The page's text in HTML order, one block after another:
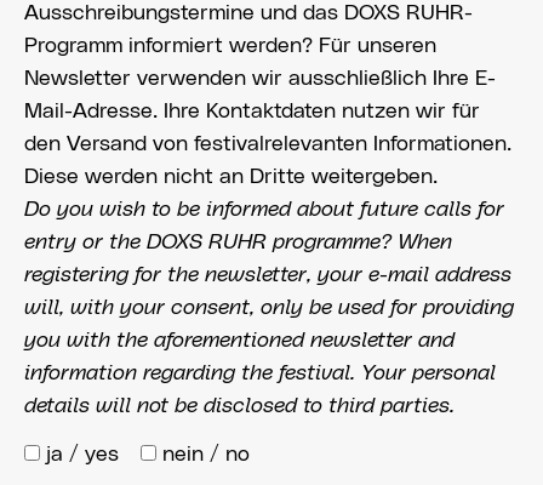
Ausschreibungstermine und das DOXS RUHR-
Programm informiert werden? Für unseren
Newsletter verwenden wir ausschließlich Ihre E-
Mail-Adresse. Ihre Kontaktdaten nutzen wir für
den Versand von festivalrelevanten Informationen.
Diese werden nicht an Dritte weitergeben.
Do you wish to be informed about future calls for
entry or the DOXS RUHR programme? When
registering for the newsletter, your e-mail address
will, with your consent, only be used for providing
you with the aforementioned newsletter and
information regarding the festival. Your personal
details will not be disclosed to third parties.
ja / yes nein / no